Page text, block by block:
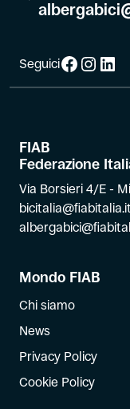
SeguiciFacebook
Instagram
FIAB
Federazione
Via Borsieri 4/E -
Mondo FIAB
Chi siamo
News
Privacy Policy
Cookie Policy